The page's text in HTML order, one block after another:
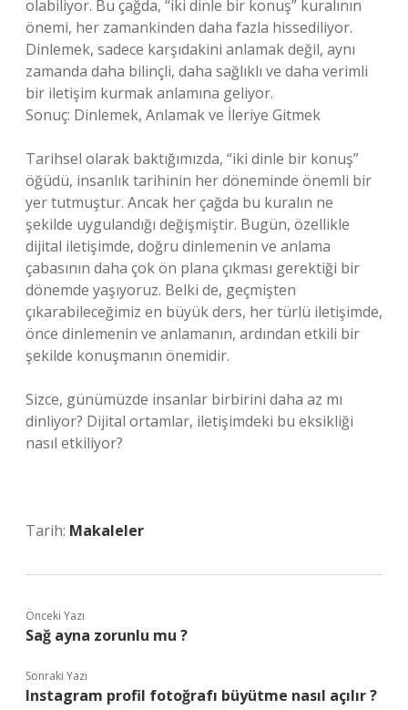
olabiliyor. Bu çağda, “iki dinle bir konuş” kuralının
önemi, her zamankinden daha fazla hissediliyor.
Dinlemek, sadece karşıdakini anlamak değil, aynı
zamanda daha bilinçli, daha sağlıklı ve daha verimli
bir iletişim kurmak anlamına geliyor.
Sonuç: Dinlemek, Anlamak ve İleriye Gitmek
Tarihsel olarak baktığımızda, “iki dinle bir konuş”
öğüdü, insanlık tarihinin her döneminde önemli bir
yer tutmuştur. Ancak her çağda bu kuralın ne
şekilde uygulandığı değişmiştir. Bugün, özellikle
dijital iletişimde, doğru dinlemenin ve anlama
çabasının daha çok ön plana çıkması gerektiği bir
dönemde yaşıyoruz. Belki de, geçmişten
çıkarabileceğimiz en büyük ders, her türlü iletişimde,
önce dinlemenin ve anlamanın, ardından etkili bir
şekilde konuşmanın önemidir.
Sizce, günümüzde insanlar birbirini daha az mı
dinliyor? Dijital ortamlar, iletişimdeki bu eksikliği
nasıl etkiliyor?
Tarih: Makaleler
Önceki Yazı
Sağ ayna zorunlu mu ?
Sonraki Yazı
Instagram profil fotoğrafı büyütme nasıl açılır ?